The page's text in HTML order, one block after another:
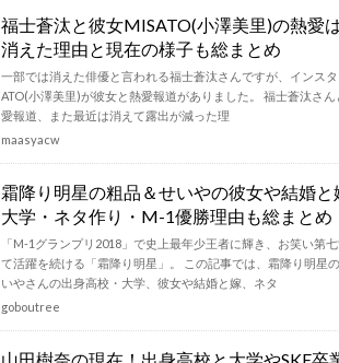
福士蒼汰と彼女MISATO(小澤美里)の熱愛
消えた理由と現在の様子も総まとめ
一部では消えた俳優と言われる福士蒼汰さんですが、インス
ATO(小澤美里)が彼女と熱愛報道がありました。 福士蒼汰さん
愛報道、また最近は消えて露出が減った理
maasyacw
霜降り明星の粗品＆せいやの彼女や結婚と
大学・ネタ作り・M-1優勝理由も総まとめ
「M-1グランプリ2018」で史上最年少王者に輝き、お笑い第
て活躍を続ける「霜降り明星」。 この記事では、霜降り明星
いやさんの出身高校・大学、彼女や結婚と嫁、ネタ
goboutree